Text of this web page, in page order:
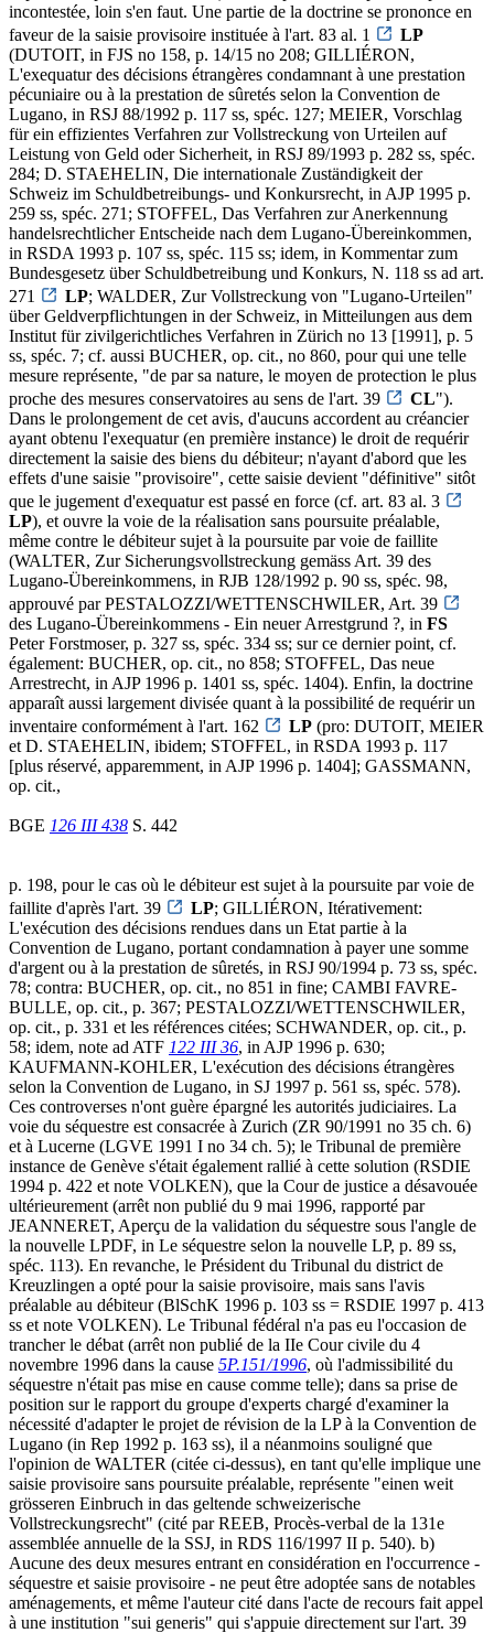
incontestée, loin s'en faut. Une partie de la doctrine se prononce en
faveur de la saisie provisoire instituée à l'art. 83 al. 1
LP
(DUTOIT, in FJS no 158, p. 14/15 no 208; GILLIÉRON,
L'exequatur des décisions étrangères condamnant à une prestation
pécuniaire ou à la prestation de sûretés selon la Convention de
Lugano, in RSJ 88/1992 p. 117 ss, spéc. 127; MEIER, Vorschlag
für ein effizientes Verfahren zur Vollstreckung von Urteilen auf
Leistung von Geld oder Sicherheit, in RSJ 89/1993 p. 282 ss, spéc.
284; D. STAEHELIN, Die internationale Zuständigkeit der
Schweiz im Schuldbetreibungs- und Konkursrecht, in AJP 1995 p.
259 ss, spéc. 271; STOFFEL, Das Verfahren zur Anerkennung
handelsrechtlicher Entscheide nach dem Lugano-Übereinkommen,
in RSDA 1993 p. 107 ss, spéc. 115 ss; idem, in Kommentar zum
Bundesgesetz über Schuldbetreibung und Konkurs, N. 118 ss ad art.
271
LP; WALDER, Zur Vollstreckung von "Lugano-Urteilen"
über Geldverpflichtungen in der Schweiz, in Mitteilungen aus dem
Institut für zivilgerichtliches Verfahren in Zürich no 13 [1991], p. 5
ss, spéc. 7; cf. aussi BUCHER, op. cit., no 860, pour qui une telle
mesure représente, "de par sa nature, le moyen de protection le plus
proche des mesures conservatoires au sens de l'art. 39
CL").
Dans le prolongement de cet avis, d'aucuns accordent au créancier
ayant obtenu l'exequatur (en première instance) le droit de requérir
directement la saisie des biens du débiteur; n'ayant d'abord que les
effets d'une saisie "provisoire", cette saisie devient "définitive" sitôt
que le jugement d'exequatur est passé en force (cf. art. 83 al. 3
LP), et ouvre la voie de la réalisation sans poursuite préalable,
même contre le débiteur sujet à la poursuite par voie de faillite
(WALTER, Zur Sicherungsvollstreckung gemäss Art. 39 des
Lugano-Übereinkommens, in RJB 128/1992 p. 90 ss, spéc. 98,
approuvé par PESTALOZZI/WETTENSCHWILER, Art. 39
des Lugano-Übereinkommens - Ein neuer Arrestgrund ?, in FS
Peter Forstmoser, p. 327 ss, spéc. 334 ss; sur ce dernier point, cf.
également: BUCHER, op. cit., no 858; STOFFEL, Das neue
Arrestrecht, in AJP 1996 p. 1401 ss, spéc. 1404). Enfin, la doctrine
apparaît aussi largement divisée quant à la possibilité de requérir un
inventaire conformément à l'art. 162
LP (pro: DUTOIT, MEIER
et D. STAEHELIN, ibidem; STOFFEL, in RSDA 1993 p. 117
[plus réservé, apparemment, in AJP 1996 p. 1404]; GASSMANN,
op. cit.,
BGE 126 III 438 S. 442
p. 198, pour le cas où le débiteur est sujet à la poursuite par voie de
faillite d'après l'art. 39
LP; GILLIÉRON, Itérativement:
L'exécution des décisions rendues dans un Etat partie à la
Convention de Lugano, portant condamnation à payer une somme
d'argent ou à la prestation de sûretés, in RSJ 90/1994 p. 73 ss, spéc.
78; contra: BUCHER, op. cit., no 851 in fine; CAMBI FAVRE-
BULLE, op. cit., p. 367; PESTALOZZI/WETTENSCHWILER,
op. cit., p. 331 et les références citées; SCHWANDER, op. cit., p.
58; idem, note ad ATF 122 III 36, in AJP 1996 p. 630;
KAUFMANN-KOHLER, L'exécution des décisions étrangères
selon la Convention de Lugano, in SJ 1997 p. 561 ss, spéc. 578).
Ces controverses n'ont guère épargné les autorités judiciaires. La
voie du séquestre est consacrée à Zurich (ZR 90/1991 no 35 ch. 6)
et à Lucerne (LGVE 1991 I no 34 ch. 5); le Tribunal de première
instance de Genève s'était également rallié à cette solution (RSDIE
1994 p. 422 et note VOLKEN), que la Cour de justice a désavouée
ultérieurement (arrêt non publié du 9 mai 1996, rapporté par
JEANNERET, Aperçu de la validation du séquestre sous l'angle de
la nouvelle LPDF, in Le séquestre selon la nouvelle LP, p. 89 ss,
spéc. 113). En revanche, le Président du Tribunal du district de
Kreuzlingen a opté pour la saisie provisoire, mais sans l'avis
préalable au débiteur (BlSchK 1996 p. 103 ss = RSDIE 1997 p. 413
ss et note VOLKEN). Le Tribunal fédéral n'a pas eu l'occasion de
trancher le débat (arrêt non publié de la IIe Cour civile du 4
novembre 1996 dans la cause 5P.151/1996, où l'admissibilité du
séquestre n'était pas mise en cause comme telle); dans sa prise de
position sur le rapport du groupe d'experts chargé d'examiner la
nécessité d'adapter le projet de révision de la LP à la Convention de
Lugano (in Rep 1992 p. 163 ss), il a néanmoins souligné que
l'opinion de WALTER (citée ci-dessus), en tant qu'elle implique une
saisie provisoire sans poursuite préalable, représente "einen weit
grösseren Einbruch in das geltende schweizerische
Vollstreckungsrecht" (cité par REEB, Procès-verbal de la 131e
assemblée annuelle de la SSJ, in RDS 116/1997 II p. 540). b)
Aucune des deux mesures entrant en considération en l'occurrence -
séquestre et saisie provisoire - ne peut être adoptée sans de notables
aménagements, et même l'auteur cité dans l'acte de recours fait appel
à une institution "sui generis" qui s'appuie directement sur l'art. 39